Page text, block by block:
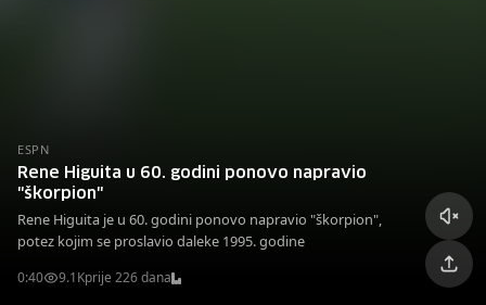
ESPN
Rene Higuita u 60. godini ponovo napravio
"škorpion"
Rene Higuita je u 60. godini ponovo napravio "škorpion",
potez kojim se proslavio daleke 1995. godine
0:40 9.1Kprije 226 dana